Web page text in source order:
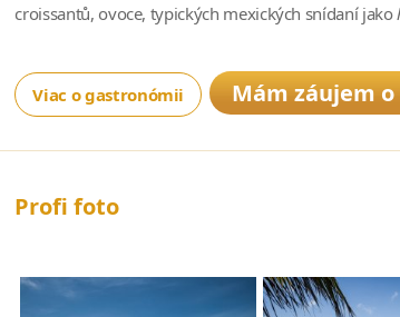
croissantů, ovoce, typických mexických snídaní jako
Viac o gastronómii Mám záujem
Profi foto